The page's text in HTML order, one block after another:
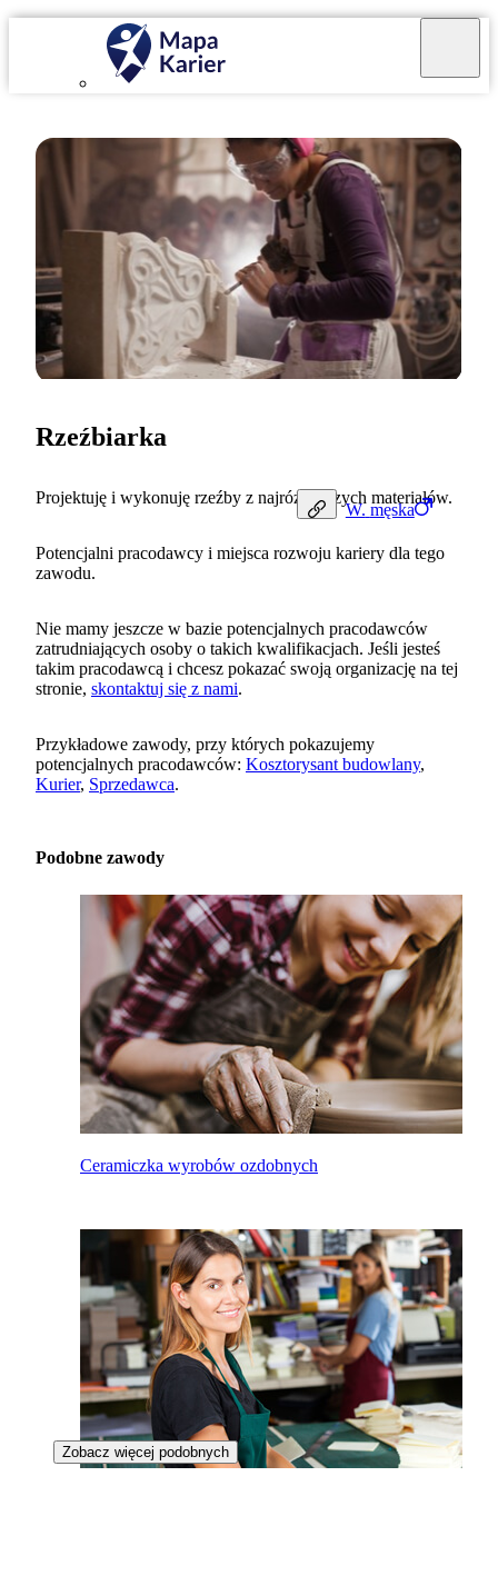
W. męska
Rzeźbiarka
Projektuję i wykonuję rzeźby z najróżniejszych materiałów.
Potencjalni pracodawcy i miejsca rozwoju kariery dla tego
zawodu.
Nie mamy jeszcze w bazie potencjalnych pracodawców
zatrudniających osoby o takich kwalifikacjach. Jeśli jesteś
takim pracodawcą i chcesz pokazać swoją organizację na tej
stronie, skontaktuj się z nami.
Przykładowe zawody, przy których pokazujemy
potencjalnych pracodawców: Kosztorysant budowlany,
Kurier, Sprzedawca.
Podobne zawody
Ceramiczka wyrobów ozdobnych
Zobacz więcej podobnych